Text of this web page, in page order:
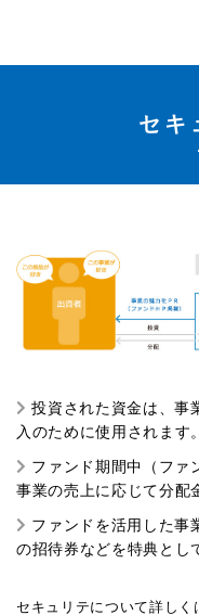
セキ
投資された資金は、事
入のために使用されます。
ファンド期間中（ファ
事業の売上に応じて分配
ファンドを活用した事
の招待券などを特典とし
セキュリテについて詳しく